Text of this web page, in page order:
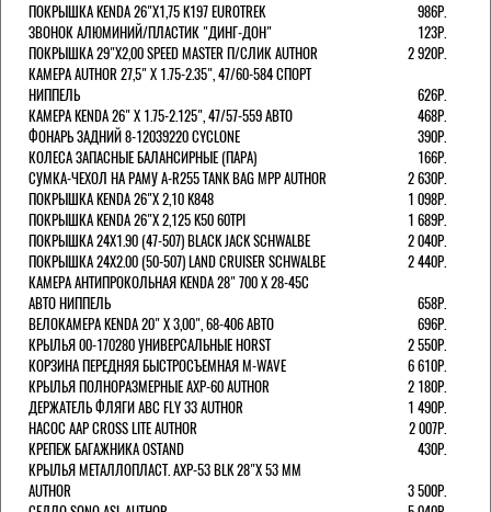
ПОКРЫШКА KENDA 26"Х1,75 K197 EUROTREK
986Р.
ЗВОНОК АЛЮМИНИЙ/ПЛАСТИК "ДИНГ-ДОН"
123Р.
ПОКРЫШКА 29"Х2,00 SPEED MASTER П/СЛИК AUTHOR
2 920Р.
КАМЕРА AUTHOR 27,5" Х 1.75-2.35", 47/60-584 СПОРТ
НИППЕЛЬ
626Р.
КАМЕРА KENDA 26" Х 1.75-2.125", 47/57-559 АВТО
468Р.
ФОНАРЬ ЗАДНИЙ 8-12039220 CYCLONE
390Р.
КОЛЕСА ЗАПАСНЫЕ БАЛАНСИРНЫЕ (ПАРА)
166Р.
CУМКА-ЧЕХОЛ НА РАМУ A-R255 TANK BAG MPP AUTHOR
2 630Р.
ПОКРЫШКА KENDA 26"Х 2,10 K848
1 098Р.
ПОКРЫШКА KENDA 26"Х 2,125 K50 60TPI
1 689Р.
ПОКРЫШКА 24X1.90 (47-507) BLACK JACK SCHWALBE
2 040Р.
ПОКРЫШКА 24X2.00 (50-507) LAND CRUISER SCHWALBE
2 440Р.
КАМЕРА АНТИПРОКОЛЬНАЯ KENDA 28" 700 Х 28-45C
АВТО НИППЕЛЬ
658Р.
ВЕЛОКАМЕРА KENDA 20" Х 3,00", 68-406 АВТО
696Р.
КРЫЛЬЯ 00-170280 УНИВЕРСАЛЬНЫЕ HORST
2 550Р.
КОРЗИНА ПЕРЕДНЯЯ БЫСТРОСЪЕМНАЯ M-WAVE
6 610Р.
КРЫЛЬЯ ПОЛНОРАЗМЕРНЫЕ AXP-60 AUTHOR
2 180Р.
ДЕРЖАТЕЛЬ ФЛЯГИ АВС FLY 33 AUTHOR
1 490Р.
НАСОС AAP CROSS LITE AUTHOR
2 007Р.
КРЕПЕЖ БАГАЖНИКА OSTAND
430Р.
КРЫЛЬЯ МЕТАЛЛОПЛАСТ. AXP-53 BLK 28"Х 53 ММ
AUTHOR
3 500Р.